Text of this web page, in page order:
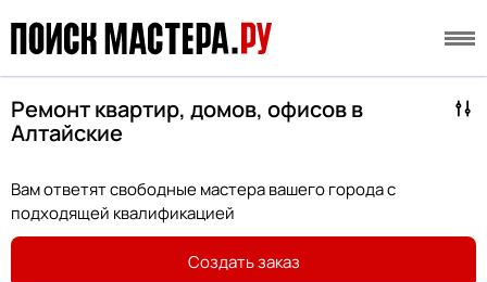
Ремонт квартир, домов, офисов в
Алтайские
Вам ответят свободные мастера вашего города с
подходящей квалификацией
Создать заказ